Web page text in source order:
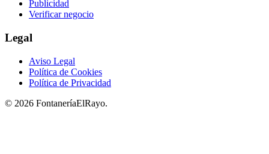
Publicidad
Verificar negocio
Legal
Aviso Legal
Política de Cookies
Política de Privacidad
© 2026 FontaneríaElRayo.